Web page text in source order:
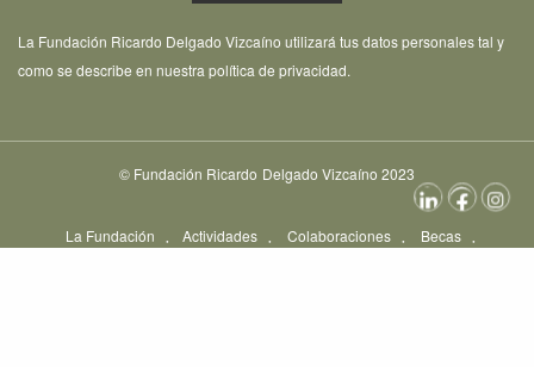
La Fundación Ricardo Delgado Vizcaíno utilizará tus datos personales tal y
como se describe en nuestra política de privacidad.
© Fundación Ricardo Delgado Vizcaíno 2023
La Fundación Actividades Colaboraciones Becas